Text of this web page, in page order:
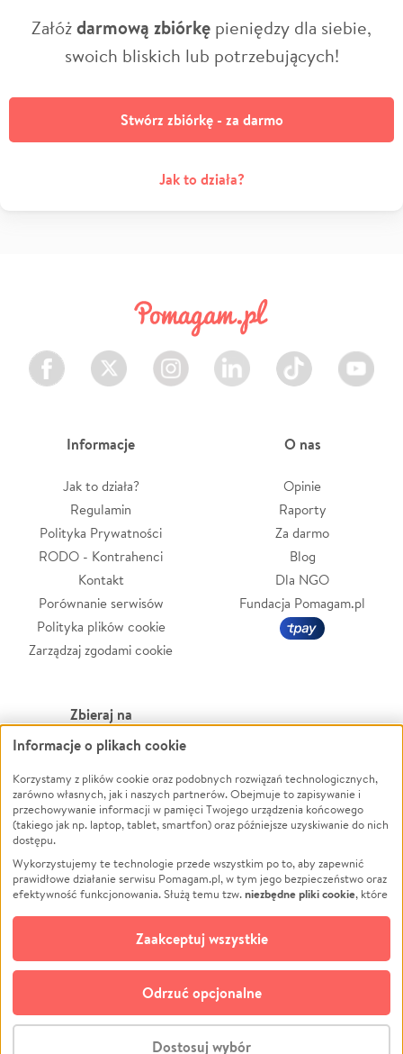
Załóżdarmową zbiórkę pieniędzy dla siebie,
swoich bliskich lub potrzebujących!
Stwórz zbiórkę - za darmo
Jak to działa?
Facebook Twitter Instagram LinkedIn TikTok Youtube
Informacje
Jak to działa?
Regulamin
Polityka Prywatności
RODO - Kontrahenci
Kontakt
Porównanie serwisów
Polityka plików cookie
Zarządzaj zgodami cookie
O nas
Opinie
Raporty
Za darmo
Blog
Dla NGO
Fundacja Pomagam.pl
Zbieraj na
Leczenie
Zwierzęta
Pożar
Ukraina
Pomoc Finansowa
Projekty
Pogrzeb
Społeczność lokalna
Kultura
Powódź
Wichura
NGO
Edukacja
Podróż
Impreza
Ochrona środowiska
Biznes
© CROWDING SP. Z O.O.
Informacje o plikach cookie
Korzystamy z plików cookie oraz podobnych rozwiązań technologicznych,
zarówno własnych, jak i naszych partnerów. Obejmuje to zapisywanie i
przechowywanie informacji w pamięci Twojego urządzenia końcowego
(takiego jak np. laptop, tablet, smartfon) oraz późniejsze uzyskiwanie do nich
dostępu.
Wykorzystujemy te technologie przede wszystkim po to, aby zapewnić
prawidłowe działanie serwisu Pomagam.pl, w tym jego bezpieczeństwo oraz
efektywność funkcjonowania. Służą temu tzw.niezbędne pliki cookie, które
opcjonalnych plików cookie
technologii do celów analitycznych i retargetingowych. Możesz wyrazić
zgodę na ich stosowanie lub jej odmówić. W dowolnym momencie masz
możliwość zmiany swoich preferencji na stronie „Zarządzaj zgodami cookie”,
do której link znajdziesz w stopce serwisu Pomagam.pl. Opcjonalne pliki
cookie wykorzystywane są w następujących celach:
działanie serwisu Pomagam.pl. Dzięki nim możemy zrozumieć, jak
Dostosuj wybór
Odrzuć opcjonalne
Zaakceptuj wszystkie